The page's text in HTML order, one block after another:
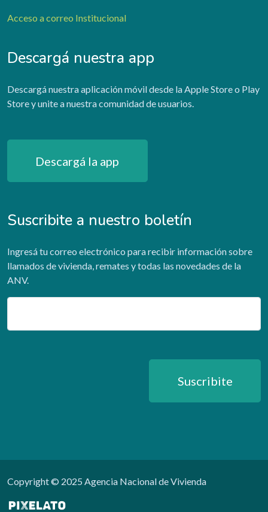
Acceso a correo Institucional
Descargá nuestra app
Descargá nuestra aplicación móvil desde la Apple Store o Play
Store y unite a nuestra comunidad de usuarios.
Descargá la app
Suscribite a nuestro boletín
Ingresá tu correo electrónico para recibir información sobre
llamados de vivienda, remates y todas las novedades de la
ANV.
Email
Suscribite
Copyright © 2025 Agencia Nacional de Vivienda